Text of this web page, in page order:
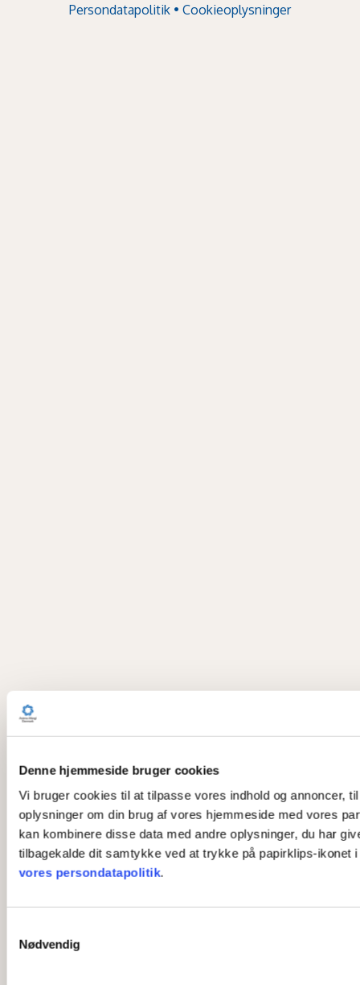
Denne hjemmeside bruger cookies
Vi bruger cookies til at tilpasse vores indhold og annoncer,
oplysninger om din brug af vores hjemmeside med vores
kan kombinere disse data med andre oplysninger, du har
tilbagekalde dit samtykke ved at trykke på papirklips-ikonet
vores persondatapolitik.
Nødvendig
Persondatapolitik • Cookieoplysninger